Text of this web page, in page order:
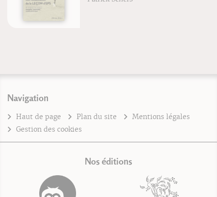
Navigation
Haut de page Plan du site
Mentions légales
Gestion des cookies
Nos éditions